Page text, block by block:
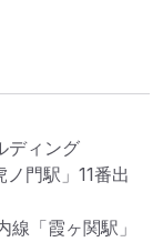
ディング
ノ門駅」11番出
「霞ヶ関駅」